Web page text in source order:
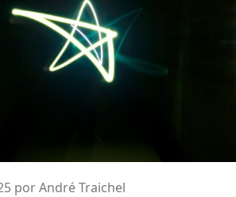
por André Traichel